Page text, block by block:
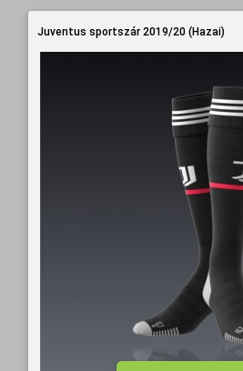
Juventus sportszár 2019/20 (Hazai)